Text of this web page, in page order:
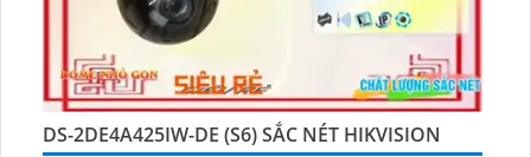
DS-2DE4A425IW-DE (S6) SẮC NÉT HIKVISION